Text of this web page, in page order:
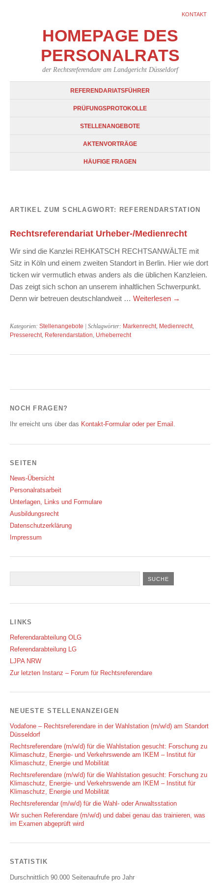
KONTAKT
HOMEPAGE DES
PERSONALRATS
der Rechtsreferendare am Landgericht Düsseldorf
REFERENDARIATSFÜHRER
PRÜFUNGSPROTOKOLLE
STELLENANGEBOTE
AKTENVORTRÄGE
HÄUFIGE FRAGEN
ARTIKEL ZUM SCHLAGWORT: REFERENDARSTATION
Rechtsreferendariat Urheber-/Medienrecht
Wir sind die Kanzlei REHKATSCH RECHTSANWÄLTE mit
Sitz in Köln und einem zweiten Standort in Berlin. Hier wie dort
ticken wir vermutlich etwas anders als die üblichen Kanzleien.
Das zeigt sich schon an unserem inhaltlichen Schwerpunkt.
Denn wir betreuen deutschlandweit … Weiterlesen →
Kategorien: Stellenangebote | Schlagwörter: Markenrecht, Medienrecht,
Presserecht, Referendarstation, Urheberrecht
NOCH FRAGEN?
Ihr erreicht uns über das Kontakt-Formular oder per Email .
SEITEN
News-Übersicht
Personalratsarbeit
Unterlagen, Links und Formulare
Ausbildungsrecht
Datenschutzerklärung
Impressum
LINKS
Referendarabteilung OLG
Referendarabteilung LG
LJPA NRW
Zur letzten Instanz – Forum für Rechtsreferendare
NEUESTE STELLENANZEIGEN
Vodafone – Rechtsreferendare in der Wahlstation (m/w/d) am Standort
Düsseldorf
Rechtsreferendare (m/w/d) für die Wahlstation gesucht: Forschung zu
Klimaschutz, Energie- und Verkehrswende am IKEM – Institut für
Klimaschutz, Energie und Mobilität
Rechtsreferendare (m/w/d) für die Wahlstation gesucht: Forschung zu
Klimaschutz, Energie- und Verkehrswende am IKEM – Institut für
Klimaschutz, Energie und Mobilität
Rechtsreferendar (m/w/d) für die Wahl- oder Anwaltsstation
Wir suchen Referendare (m/w/d) und dabei genau das trainieren, was
im Examen abgeprüft wird
STATISTIK
Durschnittlich 90.000 Seitenaufrufe pro Jahr